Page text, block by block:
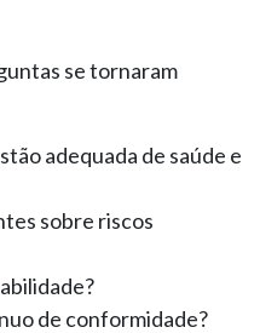
se tornaram
adequada de saúde e
sobre riscos
de conformidade?